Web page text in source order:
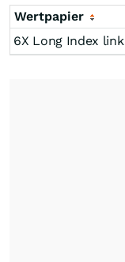
Wertpapier